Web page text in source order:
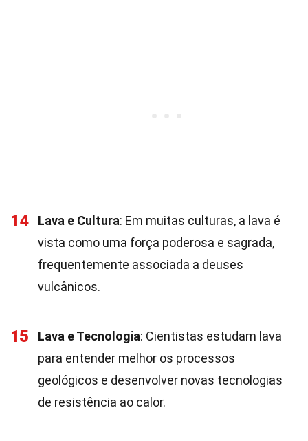
14 Lava e Cultura: Em muitas culturas, a lava é
vista como uma força poderosa e sagrada,
frequentemente associada a deuses
vulcânicos.
15 Lava e Tecnologia: Cientistas estudam lava
para entender melhor os processos
geológicos e desenvolver novas tecnologias
de resistência ao calor.